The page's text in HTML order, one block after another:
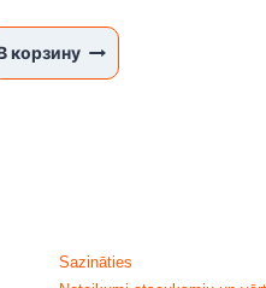
корзину
Sazināties